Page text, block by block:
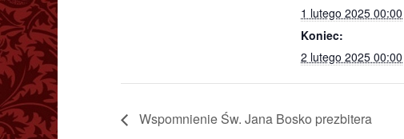
1 lutego 2025 00:00
Koniec:
2 lutego 2025 00:00
Wspomnienie Św. Jana Bosko prezbitera